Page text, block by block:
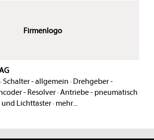
Firmenlogo
· Schalter - allgemein · Drehgeber -
- Resolver·Antriebe - pneumatisch
Lichttaster· mehr...